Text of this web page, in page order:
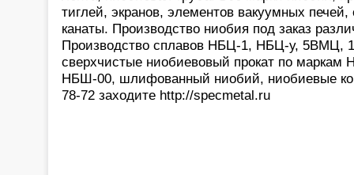
тиглей, экранов, элементов вакуумных печей,
канаты. Производство ниобия под заказ
Производство сплавов НБЦ-1, НБЦ-у, 5ВМЦ,
сверхчистые ниобиевовый прокат по
НБШ-00, шлифованный ниобий, ниобиевые
78-72 заходите http://specmetal.ru